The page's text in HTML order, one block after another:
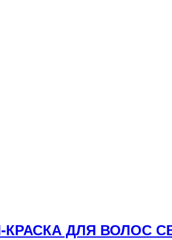
КРАСКА ДЛЯ